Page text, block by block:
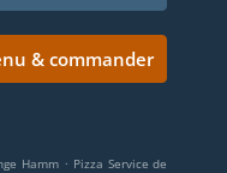
& commander
Hamm . Pizza Service de